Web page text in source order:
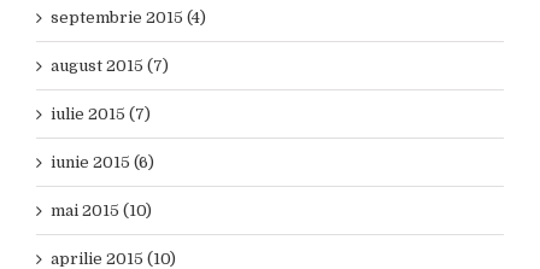
septembrie 2015 (4)
august 2015 (7)
iulie 2015 (7)
iunie 2015 (6)
mai 2015 (10)
aprilie 2015 (10)